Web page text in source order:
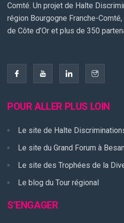
Comté. Un projet de Halte
région Bourgogne Franche-
de Côte d’Or et plus de 350
POUR ALLER PLUS LOIN
Le site de Halte
Le site du Grand Forum à
Le site des Trophées de la
Le blog du Tour régional
S’ENGAGER